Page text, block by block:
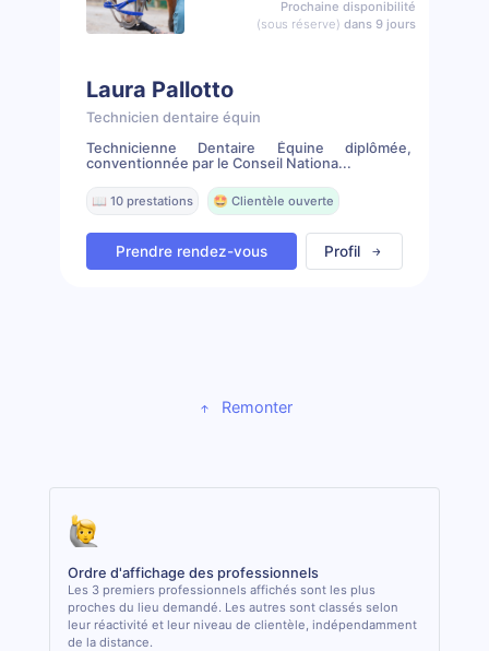
Prochaine disponibilité
(sous réserve) dans 9 jours
Laura Pallotto
Technicien dentaire équin
Technicienne Dentaire Équine diplômée,
conventionnée par le Conseil Nationa...
📖 10 prestations 🤩 Clientèle ouverte
Prendre rendez-vous Profil
Remonter
Ordre d'affichage des professionnels
Les 3 premiers professionnels affichés sont les plus
proches du lieu demandé. Les autres sont classés selon
leur réactivité et leur niveau de clientèle, indépendamment
de la distance.